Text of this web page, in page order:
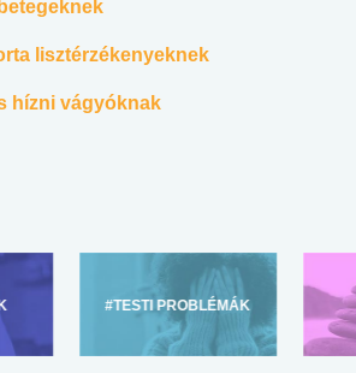
lisztérzékenyeknek
hízni vágyóknak
#TESTI PROBLÉMÁK